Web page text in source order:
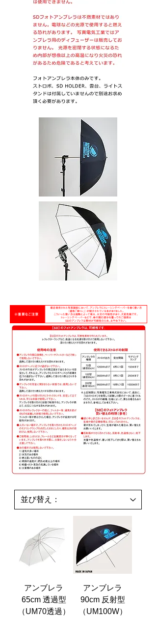
アンブレラ
65cm 透過型
（UM70透過）
アンブレラ
90cm 反射型
（UM100W）